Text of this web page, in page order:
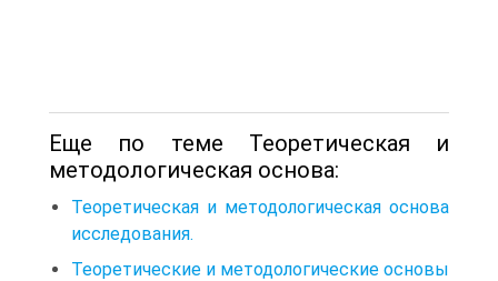
Еще по теме Теоретическая и
методологическая основа:
Теоретическая и методологическая основа
исследования.
Теоретические и методологические основы